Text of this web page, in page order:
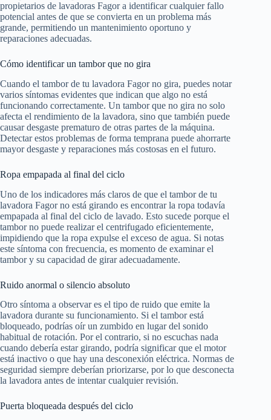
propietarios de lavadoras Fagor a identificar cualquier fallo
potencial antes de que se convierta en un problema más
grande, permitiendo un mantenimiento oportuno y
reparaciones adecuadas.
Cómo identificar un tambor que no gira
Cuando el tambor de tu lavadora Fagor no gira, puedes notar
varios síntomas evidentes que indican que algo no está
funcionando correctamente. Un tambor que no gira no solo
afecta el rendimiento de la lavadora, sino que también puede
causar desgaste prematuro de otras partes de la máquina.
Detectar estos problemas de forma temprana puede ahorrarte
mayor desgaste y reparaciones más costosas en el futuro.
Ropa empapada al final del ciclo
Uno de los indicadores más claros de que el tambor de tu
lavadora Fagor no está girando es encontrar la ropa todavía
empapada al final del ciclo de lavado. Esto sucede porque el
tambor no puede realizar el centrifugado eficientemente,
impidiendo que la ropa expulse el exceso de agua. Si notas
este síntoma con frecuencia, es momento de examinar el
tambor y su capacidad de girar adecuadamente.
Ruido anormal o silencio absoluto
Otro síntoma a observar es el tipo de ruido que emite la
lavadora durante su funcionamiento. Si el tambor está
bloqueado, podrías oír un zumbido en lugar del sonido
habitual de rotación. Por el contrario, si no escuchas nada
cuando debería estar girando, podría significar que el motor
está inactivo o que hay una desconexión eléctrica. Normas de
seguridad siempre deberían priorizarse, por lo que desconecta
la lavadora antes de intentar cualquier revisión.
Puerta bloqueada después del ciclo